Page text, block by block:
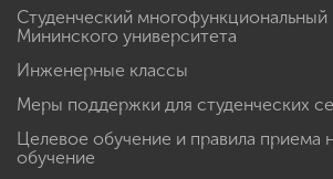
Студенческий многофункциональный
Мининского университета
Инженерные классы
Меры поддержки для студенческих
Целевое обучение и правила приема
обучение